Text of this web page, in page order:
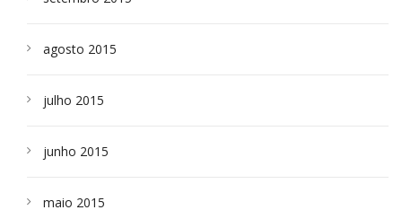
agosto 2015
julho 2015
junho 2015
maio 2015